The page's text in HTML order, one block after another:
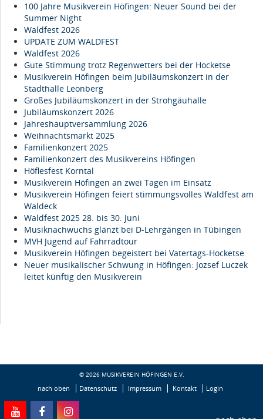
100 Jahre Musikverein Höfingen: Neuer Sound bei der
Summer Night
Waldfest 2026
UPDATE ZUM WALDFEST
Waldfest 2026
Gute Stimmung trotz Regenwetters bei der Hocketse
Musikverein Höfingen beim Jubiläumskonzert in der
Stadthalle Leonberg
Großes Jubiläumskonzert in der Strohgäuhalle
Jubiläumskonzert 2026
Jahreshauptversammlung 2026
Weihnachtsmarkt 2025
Familienkonzert 2025
Familienkonzert des Musikvereins Höfingen
Höflesfest Korntal
Musikverein Höfingen an zwei Tagen im Einsatz
Musikverein Höfingen feiert stimmungsvolles Waldfest am
Waldeck
Waldfest 2025 28. bis 30. Juni
Musiknachwuchs glänzt bei D-Lehrgängen in Tübingen
MVH Jugend auf Fahrradtour
Musikverein Höfingen begeistert bei Vatertags-Hocketse
Neuer musikalischer Schwung in Höfingen: Jozsef Luczek
leitet künftig den Musikverein
© 2026 MUSIKVEREIN HÖFINGEN E.V.
nach oben
Datenschutz Impressum Kontakt Login